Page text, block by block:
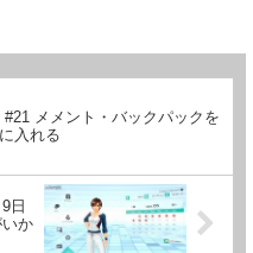
#21 メメント・バックパックを
入れる
日
か